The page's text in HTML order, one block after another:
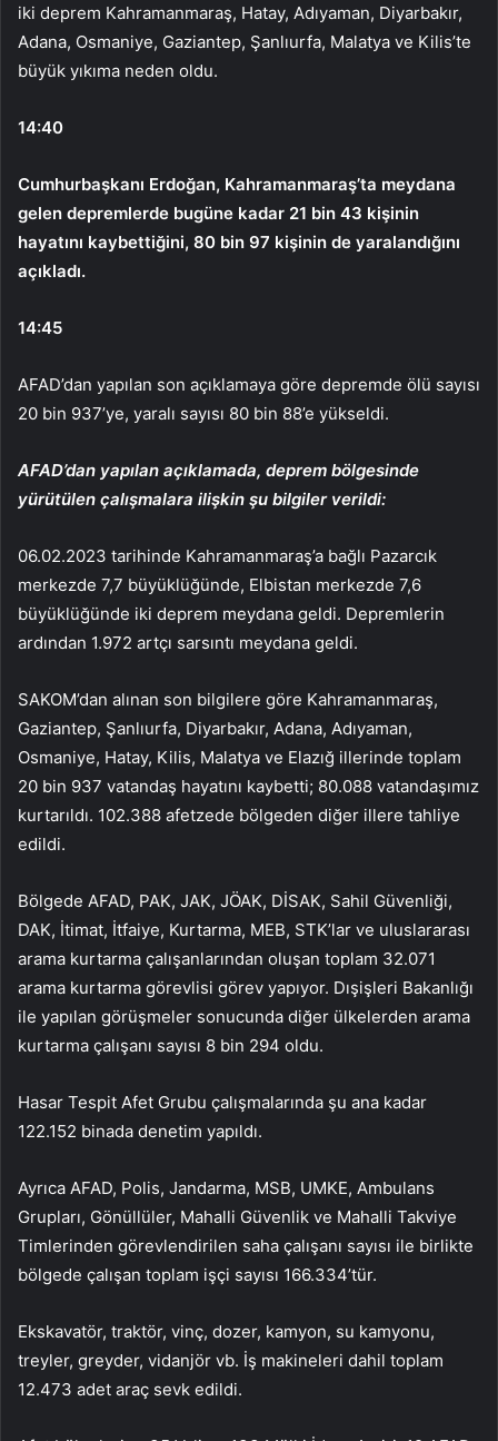
iki deprem Kahramanmaraş, Hatay, Adıyaman, Diyarbakır,
Adana, Osmaniye, Gaziantep, Şanlıurfa, Malatya ve Kilis’te
büyük yıkıma neden oldu.
14:40
Cumhurbaşkanı Erdoğan, Kahramanmaraş’ta meydana
gelen depremlerde bugüne kadar 21 bin 43 kişinin
hayatını kaybettiğini, 80 bin 97 kişinin de yaralandığını
açıkladı.
14:45
AFAD’dan yapılan son açıklamaya göre depremde ölü sayısı
20 bin 937’ye, yaralı sayısı 80 bin 88’e yükseldi.
AFAD’dan yapılan açıklamada, deprem bölgesinde
yürütülen çalışmalara ilişkin şu bilgiler verildi:
06.02.2023 tarihinde Kahramanmaraş’a bağlı Pazarcık
merkezde 7,7 büyüklüğünde, Elbistan merkezde 7,6
büyüklüğünde iki deprem meydana geldi. Depremlerin
ardından 1.972 artçı sarsıntı meydana geldi.
SAKOM’dan alınan son bilgilere göre Kahramanmaraş,
Gaziantep, Şanlıurfa, Diyarbakır, Adana, Adıyaman,
Osmaniye, Hatay, Kilis, Malatya ve Elazığ illerinde toplam
20 bin 937 vatandaş hayatını kaybetti; 80.088 vatandaşımız
kurtarıldı. 102.388 afetzede bölgeden diğer illere tahliye
edildi.
Bölgede AFAD, PAK, JAK, JÖAK, DİSAK, Sahil Güvenliği,
DAK, İtimat, İtfaiye, Kurtarma, MEB, STK’lar ve uluslararası
arama kurtarma çalışanlarından oluşan toplam 32.071
arama kurtarma görevlisi görev yapıyor. Dışişleri Bakanlığı
ile yapılan görüşmeler sonucunda diğer ülkelerden arama
kurtarma çalışanı sayısı 8 bin 294 oldu.
Hasar Tespit Afet Grubu çalışmalarında şu ana kadar
122.152 binada denetim yapıldı.
Ayrıca AFAD, Polis, Jandarma, MSB, UMKE, Ambulans
Grupları, Gönüllüler, Mahalli Güvenlik ve Mahalli Takviye
Timlerinden görevlendirilen saha çalışanı sayısı ile birlikte
bölgede çalışan toplam işçi sayısı 166.334’tür.
Ekskavatör, traktör, vinç, dozer, kamyon, su kamyonu,
treyler, greyder, vidanjör vb. İş makineleri dahil toplam
12.473 adet araç sevk edildi.